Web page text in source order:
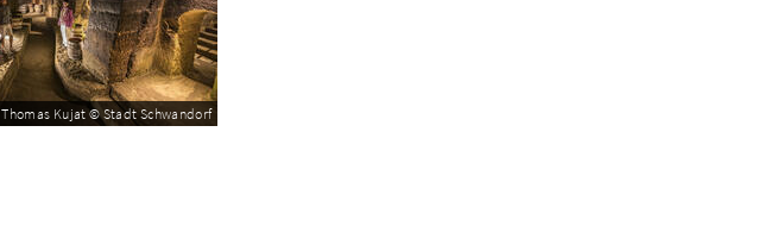
Thomas Kujat © Stadt Schwandorf